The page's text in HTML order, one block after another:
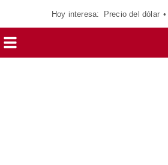
Hoy interesa: Precio del dólar